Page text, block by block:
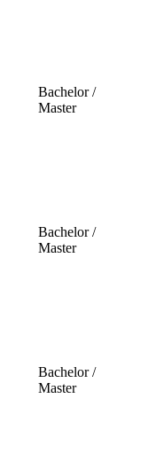
Bachelor /
Master
Bachelor /
Master
Bachelor /
Master